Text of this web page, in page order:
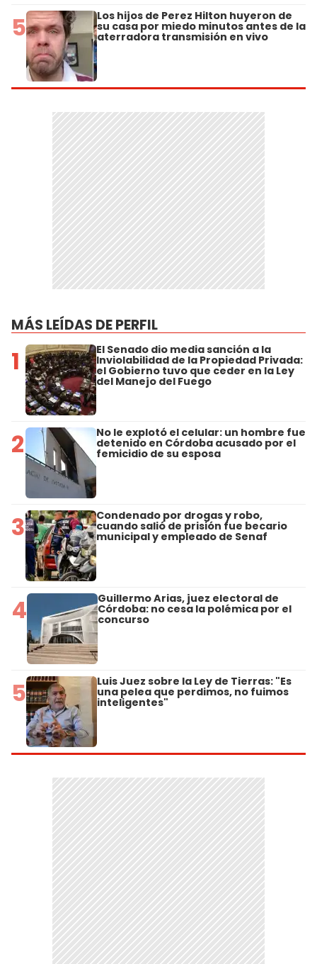
5 Los hijos de Perez Hilton huyeron de
su casa por miedo minutos antes de la
aterradora transmisión en vivo
MÁS LEÍDAS DE PERFIL
1 El Senado dio media sanción a la
Inviolabilidad de la Propiedad Privada:
el Gobierno tuvo que ceder en la Ley
del Manejo del Fuego
2 No le explotó el celular: un hombre fue
detenido en Córdoba acusado por el
femicidio de su esposa
3 Condenado por drogas y robo,
cuando salió de prisión fue becario
municipal y empleado de Senaf
4 Guillermo Arias, juez electoral de
Córdoba: no cesa la polémica por el
concurso
5 Luis Juez sobre la Ley de Tierras: "Es
una pelea que perdimos, no fuimos
inteligentes"